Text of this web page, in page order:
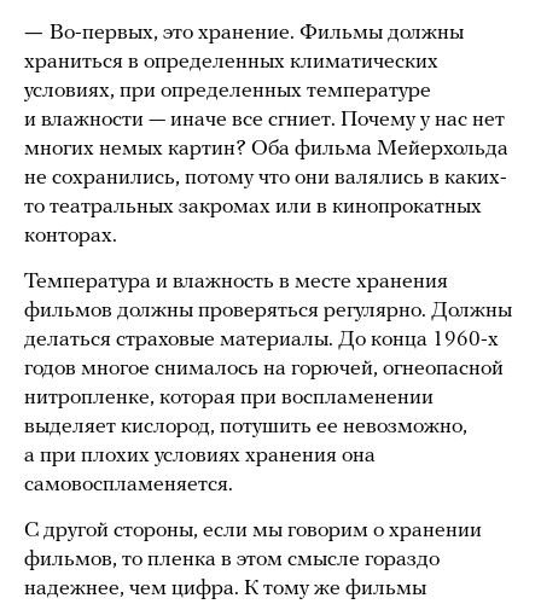
— Во-первых, это хранение. Фильмы должны
храниться в определенных климатических
условиях, при определенных температуре
и влажности — иначе все сгниет. Почему у нас нет
многих немых картин? Оба фильма Мейерхольда
не сохранились, потому что они валялись в каких-
то театральных закромах или в кинопрокатных
конторах.
Температура и влажность в месте хранения
фильмов должны проверяться регулярно. Должны
делаться страховые материалы. До конца 1960-х
годов многое снималось на горючей, огнеопасной
нитропленке, которая при воспламенении
выделяет кислород, потушить ее невозможно,
а при плохих условиях хранения она
самовоспламеняется.
С другой стороны, если мы говорим о хранении
фильмов, то пленка в этом смысле гораздо
надежнее, чем цифра. К тому же фильмы